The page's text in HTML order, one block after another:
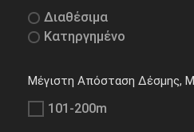
Διαθέσιμα
Κατηργημένο
Μέγιστη Απόσταση Δέσμης, M
101-200m